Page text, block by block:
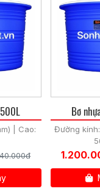
| Cao:
Bơ
Đường